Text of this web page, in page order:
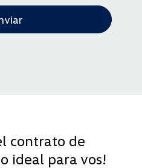
contrato de
ideal para vos!